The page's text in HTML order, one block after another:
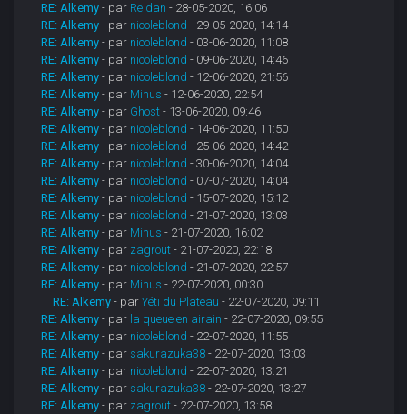
RE: Alkemy - par Reldan - 28-05-2020, 16:06
RE: Alkemy - par nicoleblond - 29-05-2020, 14:14
RE: Alkemy - par nicoleblond - 03-06-2020, 11:08
RE: Alkemy - par nicoleblond - 09-06-2020, 14:46
RE: Alkemy - par nicoleblond - 12-06-2020, 21:56
RE: Alkemy - par Minus - 12-06-2020, 22:54
RE: Alkemy - par Ghost - 13-06-2020, 09:46
RE: Alkemy - par nicoleblond - 14-06-2020, 11:50
RE: Alkemy - par nicoleblond - 25-06-2020, 14:42
RE: Alkemy - par nicoleblond - 30-06-2020, 14:04
RE: Alkemy - par nicoleblond - 07-07-2020, 14:04
RE: Alkemy - par nicoleblond - 15-07-2020, 15:12
RE: Alkemy - par nicoleblond - 21-07-2020, 13:03
RE: Alkemy - par Minus - 21-07-2020, 16:02
RE: Alkemy - par zagrout - 21-07-2020, 22:18
RE: Alkemy - par nicoleblond - 21-07-2020, 22:57
RE: Alkemy - par Minus - 22-07-2020, 00:30
RE: Alkemy - parYéti du Plateau - 22-07-2020, 09:11
RE: Alkemy - par la queue en airain - 22-07-2020, 09:55
RE: Alkemy - par nicoleblond - 22-07-2020, 11:55
RE: Alkemy - par sakurazuka38 - 22-07-2020, 13:03
RE: Alkemy - par nicoleblond - 22-07-2020, 13:21
RE: Alkemy - par sakurazuka38 - 22-07-2020, 13:27
RE: Alkemy - par zagrout - 22-07-2020, 13:58